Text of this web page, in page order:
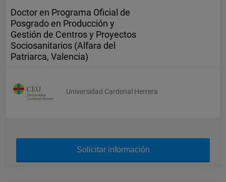
Doctor en Programa Oficial de
Posgrado en Producción y
Gestión de Centros y Proyectos
Sociosanitarios (Alfara del
Patriarca, Valencia)
Universidad Cardenal Herrera
Solicitar información